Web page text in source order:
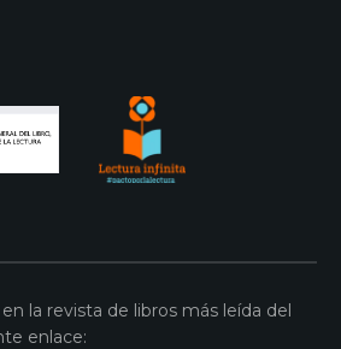
la revista de libros más leída del
enlace: